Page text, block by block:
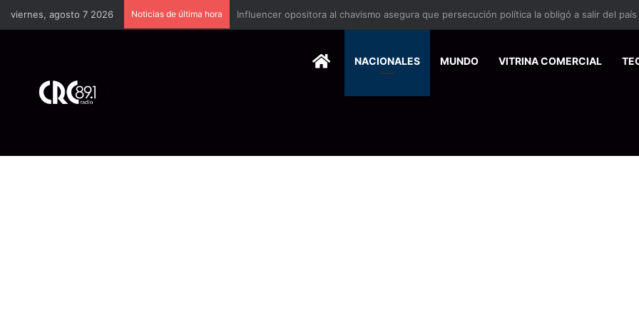
viernes, agosto 7 2026 Noticias de última hora Industria plástica se suma a la economía circular
HOMENACIONALES MUNDO VITRINA COMERCIAL